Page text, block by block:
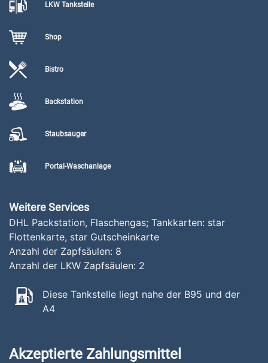
LKW Tankstelle
Shop
Bistro
Backstation
Staubsauger
Portal-Waschanlage
Weitere Services
DHL Packstation, Flaschengas; Tankkarten: star
Flottenkarte, star Gutscheinkarte
Anzahl der Zapfsäulen: 8
Anzahl der LKW Zapfsäulen: 2
Diese Tankstelle liegt nahe der B95 und der
A4
Akzeptierte Zahlungsmittel